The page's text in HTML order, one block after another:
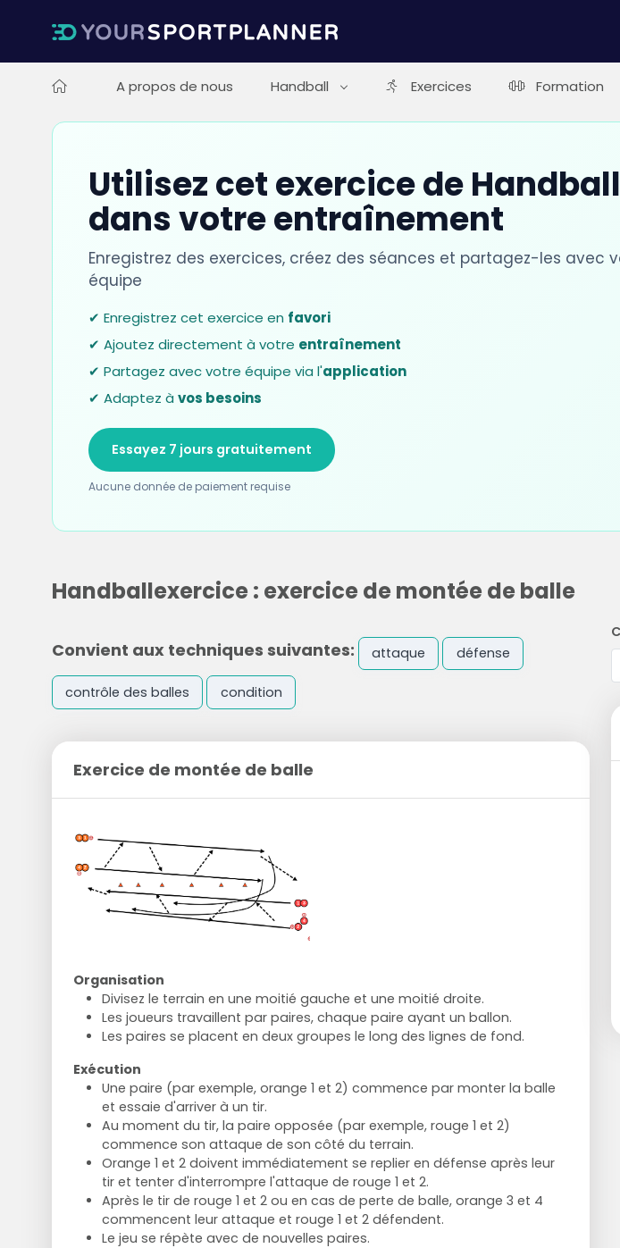
A propos de nous Handball Exercices Formation
Utilisez cet exercice de Handball
dans votre entraînement
Enregistrez des exercices, créez des séances et partagez-les avec
équipe
✔ Enregistrez cet exercice en favori
✔ Ajoutez directement à votre entraînement
✔ Partagez avec votre équipe via l'application
✔ Adaptez à vos besoins
Essayez 7 jours gratuitement
Aucune donnée de paiement requise
Handballexercice : exercice de montée de balle
Convient aux techniques suivantes: attaque défense
contrôle des balles condition
Exercice de montée de balle
Organisation
Divisez le terrain en une moitié gauche et une moitié droite.
Les joueurs travaillent par paires, chaque paire ayant un ballon.
Les paires se placent en deux groupes le long des lignes de fond.
Exécution
Une paire (par exemple, orange 1 et 2) commence par monter la balle
et essaie d'arriver à un tir.
Au moment du tir, la paire opposée (par exemple, rouge 1 et 2)
commence son attaque de son côté du terrain.
Orange 1 et 2 doivent immédiatement se replier en défense après leur
tir et tenter d'interrompre l'attaque de rouge 1 et 2.
Après le tir de rouge 1 et 2 ou en cas de perte de balle, orange 3 et 4
commencent leur attaque et rouge 1 et 2 défendent.
Le jeu se répète avec de nouvelles paires.